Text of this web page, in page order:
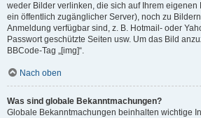
weder Bilder verlinken, die sich auf Ihrem eigenen
ein öffentlich zugänglicher Server), noch zu
Anmeldung verfügbar sind, z. B. Hotmail- oder
Passwort geschützte Seiten usw. Um das Bild
BBCode-Tag „[img]“.
Nach oben
Was sind globale Bekanntmachungen?
Globale Bekanntmachungen beinhalten wichtige